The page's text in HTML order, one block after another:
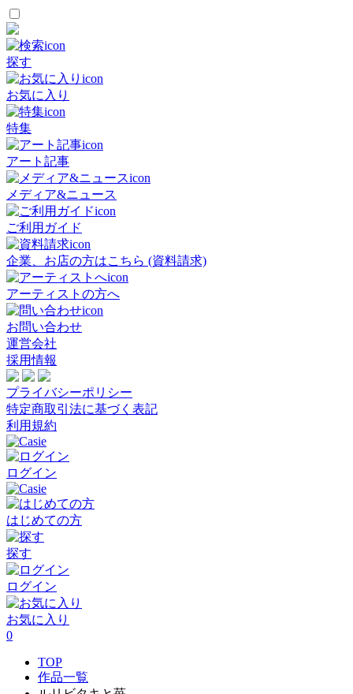
探す
お気に入り
特集
アート記事
メディア&ニュース
ご利用ガイド
企業、お店の方はこちら (資料請求)
アーティストの方へ
お問い合わせ
運営会社
採用情報
プライバシーポリシー
特定商取引法に基づく表記
利用規約
ログイン
はじめての方
探す
ログイン
お気に入り
0
TOP
作品一覧